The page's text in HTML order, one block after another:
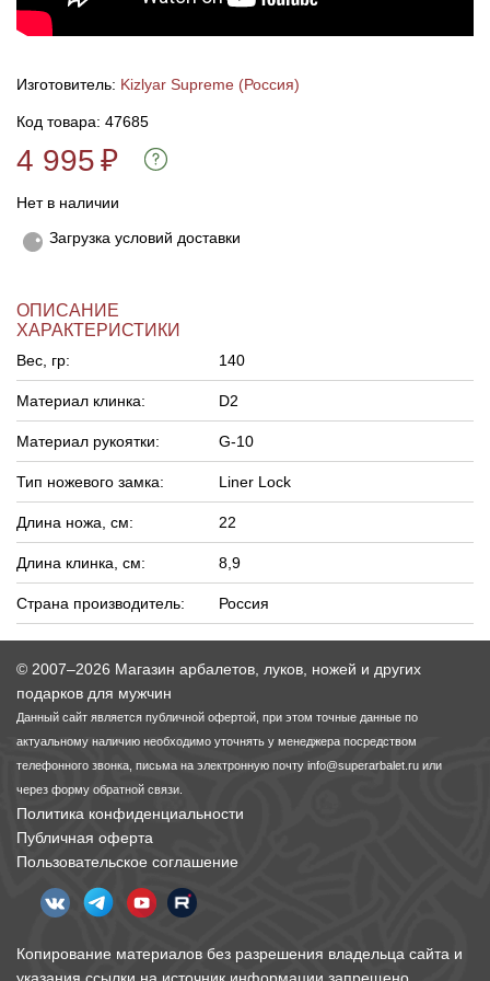
Изготовитель: Kizlyar Supreme (Россия)
Код товара: 47685
4 995₽
Нет в наличии
Загрузка условий доставки
ОПИСАНИЕ
ХАРАКТЕРИСТИКИ
Вес, гр: 140
Материал клинка: D2
Материал рукоятки: G-10
Тип ножевого замка: Liner Lock
Длина ножа, см: 22
Длина клинка, см: 8,9
Страна производитель: Россия
© 2007–2026 Магазин арбалетов, луков, ножей и других
подарков для мужчин
Данный сайт является публичной офертой, при этом точные данные по
актуальному наличию необходимо уточнять у менеджера посредством
телефонного звонка, письма на электронную почту info@superarbalet.ru или
через форму обратной связи.
Политика конфиденциальности
Публичная оферта
Пользовательское соглашение
Копирование материалов без разрешения владельца сайта и
Кликеры для лука